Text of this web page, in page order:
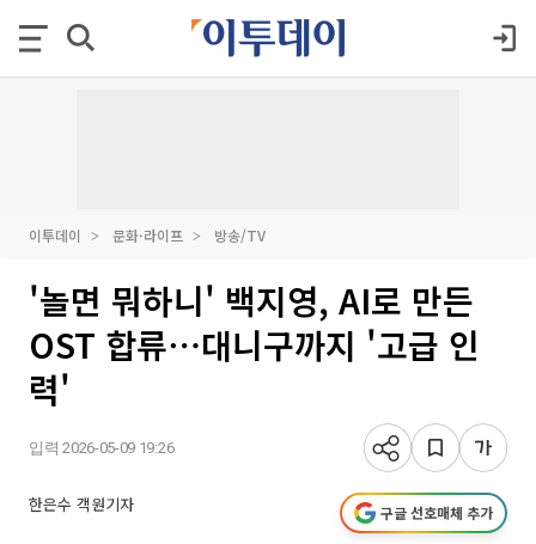
이투데이 문화·라이프 방송/TV
'놀면 뭐하니' 백지영, AI로 만든
OST 합류⋯대니구까지 '고급 인
력'
입력 2026-05-09 19:26
한은수 객원기자 구글 선호매체 추가